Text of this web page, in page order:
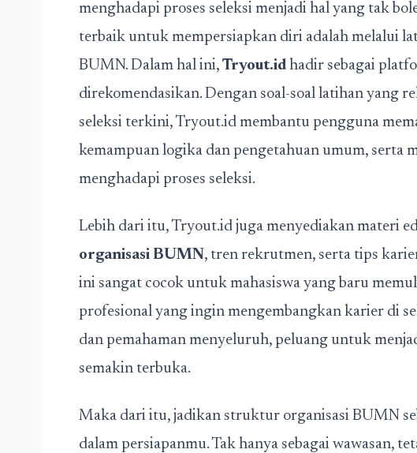
menghadapi proses seleksi menjadi hal yang tak
terbaik untuk mempersiapkan diri adalah melalui
BUMN. Dalam hal ini, Tryout.id hadir sebagai
direkomendasikan. Dengan soal-soal latihan yang
seleksi terkini, Tryout.id membantu pengguna
kemampuan logika dan pengetahuan umum, serta
menghadapi proses seleksi.
Lebih dari itu, Tryout.id juga menyediakan materi
organisasi BUMN, tren rekrutmen, serta tips
ini sangat cocok untuk mahasiswa yang baru
profesional yang ingin mengembangkan karier di
dan pemahaman menyeluruh, peluang untuk
semakin terbuka.
Maka dari itu, jadikan struktur organisasi BUMN
dalam persiapanmu. Tak hanya sebagai wawasan,